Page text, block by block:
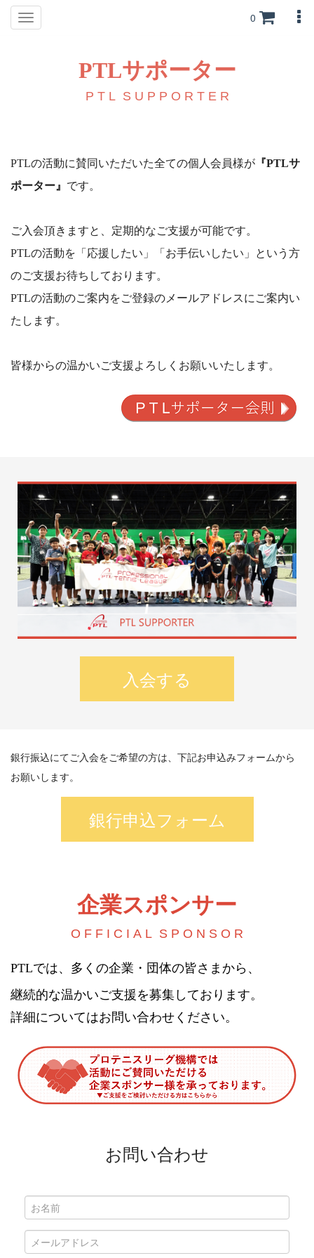
Toggle
navigation
0
PTLサポーター
P T L S U P P O R T E R
PTLの活動に賛同いただいた全ての個人会員様が 『PTLサ
ポーター』 です。
ご入会頂きますと、定期的なご支援が可能です。
PTLの活動を「応援したい」「お手伝いしたい」という方
のご支援お待ちしております。
PTLの活動のご案内をご登録のメールアドレスにご案内い
たします。
皆様からの温かいご支援よろしくお願いいたします。
入会する
銀行振込にてご入会をご希望の方は、下記お申込みフォームから
お願いします。
銀行申込フォーム
企業スポンサー
O F F I C I A L S P O N S O R
PTLでは、多くの企業・団体の皆さまから、
継続的な温かいご支援を募集しております。
詳細についてはお問い合わせください。
お問い合わせ